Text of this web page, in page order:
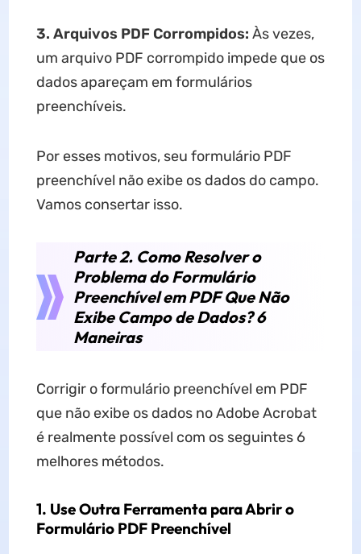
3. Arquivos PDF Corrompidos: Às vezes,
um arquivo PDF corrompido impede que os
dados apareçam em formulários
preenchíveis.
Por esses motivos, seu formulário PDF
preenchível não exibe os dados do campo.
Vamos consertar isso.
Parte 2. Como Resolver o
Problema do Formulário
Preenchível em PDF Que Não
Exibe Campo de Dados? 6
Maneiras
Corrigir o formulário preenchível em PDF
que não exibe os dados no Adobe Acrobat
é realmente possível com os seguintes 6
melhores métodos.
1. Use Outra Ferramenta para Abrir o
Formulário PDF Preenchível